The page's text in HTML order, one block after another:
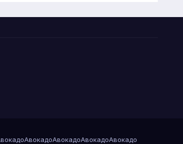
АвокадоАвокадоАвокадоАвокадо